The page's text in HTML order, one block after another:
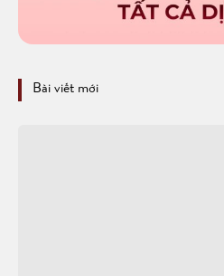
Bài viết mới